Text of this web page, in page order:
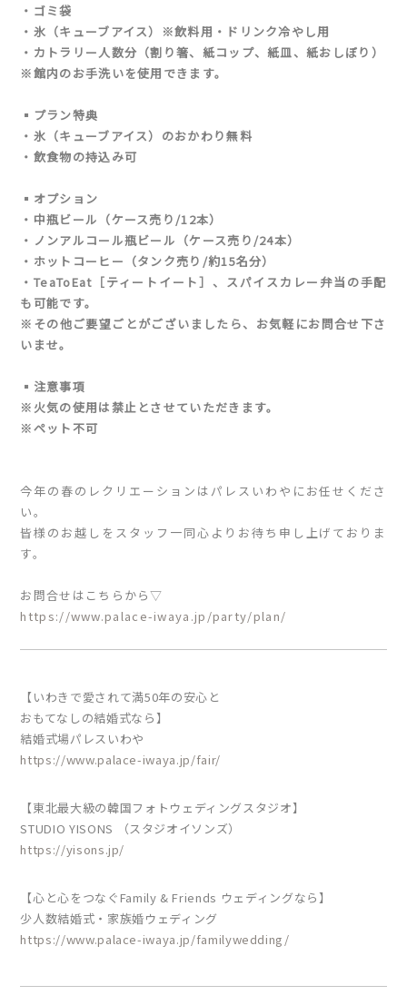
・ゴミ袋
・氷（キューブアイス）※飲料用・ドリンク冷やし用
・カトラリー人数分（割り箸、紙コップ、紙皿、紙おしぼり）
※館内のお手洗いを使用できます。
▪️プラン特典
・氷（キューブアイス）のおかわり無料
・飲食物の持込み可
▪️オプション
・中瓶ビール（ケース売り/12本）
・ノンアルコール瓶ビール（ケース売り/24本）
・ホットコーヒー（タンク売り/約15名分）
・TeaToEat［ティートイート］、スパイスカレー弁当の手配
も可能です。
※その他ご要望ごとがございましたら、お気軽にお問合せ下さ
いませ。
▪️注意事項
※火気の使用は禁止とさせていただきます。
※ペット不可
今年の春のレクリエーションはパレスいわやにお任せくださ
い。
皆様のお越しをスタッフ一同心よりお待ち申し上げておりま
す。
お問合せはこちらから▽
https://www.palace-iwaya.jp/party/plan/
【いわきで愛されて満50年の安心と
おもてなしの結婚式なら】
結婚式場パレスいわや
https://www.palace-iwaya.jp/fair/
【東北最大級の韓国フォトウェディングスタジオ】
STUDIO YISONS （スタジオイソンズ）
https://yisons.jp/
【心と心をつなぐFamily & Friends ウェディングなら】
少人数結婚式・家族婚ウェディング
https://www.palace-iwaya.jp/familywedding/